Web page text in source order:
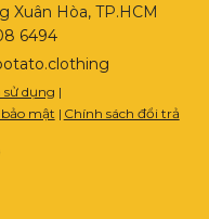
Xuân Hòa, TP.HCM
6494
dụng |
mật | Chính sách đổi trả